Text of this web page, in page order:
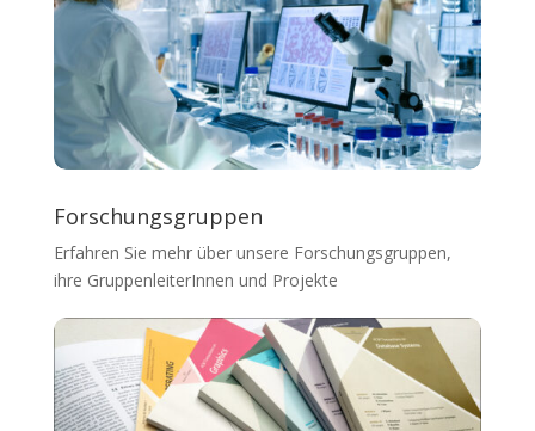
Forschungsgruppen
Erfahren Sie mehr über unsere Forschungsgruppen,
ihre GruppenleiterInnen und Projekte